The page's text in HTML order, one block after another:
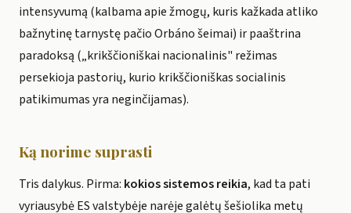
intensyvumą (kalbama apie žmogų, kuris kažkada atliko
bažnytinę tarnystę pačio Orbáno šeimai) ir paaštrina
paradoksą („krikščioniškai nacionalinis" režimas
persekioja pastorių, kurio krikščioniškas socialinis
patikimumas yra neginčijamas).
Ką norime suprasti
Tris dalykus. Pirma: kokios sistemos reikia, kad ta pati
vyriausybė ES valstybėje narėje galėtų šešiolika metų